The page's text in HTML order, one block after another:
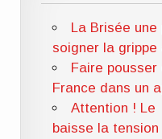
La Brisée
soigner la grippe
Faire pousser
France dans un
Attention ! Le
baisse la